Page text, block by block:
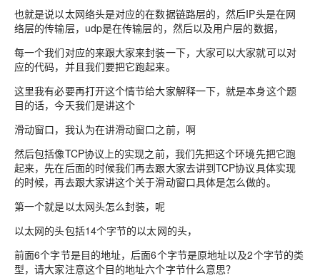
也就是说以太网络头是对应的在数据链路层的，然后IP头是在网
络层的传输层，udp是在传输层的，然后以及用户层的数据，
每一个我们对应的来跟大家来封装一下，大家可以大家就可以对
应的代码，并且我们要把它跑起来。
这里我有必要再打开这个情节给大家解释一下，就是本身这个题
目的话，今天我们是讲这个
滑动窗口，我认为在讲滑动窗口之前，啊
然后包括像TCP协议上的实现之前，我们先把这个环境先把它跑
起来，先在后面的时候我们再去跟大家去讲到TCP协议具体实现
的时候，再去跟大家讲这个关于滑动窗口具体是怎么做的。
第一个就是以太网头怎么封装，呢
以太网的头包括14个字节的以太网的头，
前面6个字节是目的地址，后面6个字节是原地址以及2个字节的类
型，请大家注意这个目的地址六个字节什么意思？